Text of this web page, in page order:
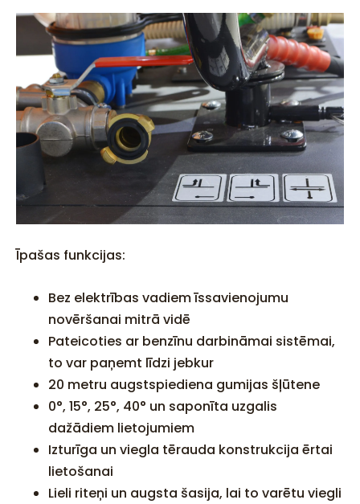
Īpašas funkcijas:
Bez elektrības vadiem īssavienojumu
novēršanai mitrā vidē
Pateicoties ar benzīnu darbināmai sistēmai,
to var paņemt līdzi jebkur
20 metru augstspiediena gumijas šļūtene
0°, 15°, 25°, 40° un saponīta uzgalis
dažādiem lietojumiem
Izturīga un viegla tērauda konstrukcija ērtai
lietošanai
Lieli riteņi un augsta šasija, lai to varētu viegli